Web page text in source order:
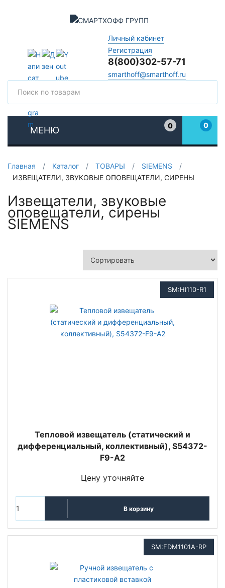
Личный кабинет
Регистрация
8(800)302-57-71
smarthoff@smarthoff.ru
МЕНЮ
0
0
Главная / Каталог / ТОВАРЫ / SIEMENS
/
ИЗВЕЩАТЕЛИ, ЗВУКОВЫЕ ОПОВЕЩАТЕЛИ, СИРЕНЫ
Извещатели, звуковые
оповещатели, сирены
SIEMENS
SM:HI110-R1
Тепловой извещатель (статический и
дифференциальный, коллективный), S54372-
F9-A2
Цену уточняйте
В корзину
SM:FDM1101A-RP